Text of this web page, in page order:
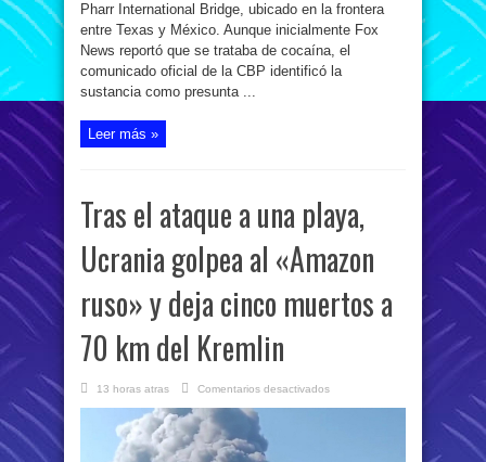
imágenes
intrusivo
reveló
anomalías
en
Pharr International Bridge, ubicado en la frontera
entre Texas y México. Aunque inicialmente Fox
News reportó que se trataba de cocaína, el
comunicado oficial de la CBP identificó la
sustancia como presunta ...
Leer más »
Tras el ataque a una playa,
Ucrania golpea al «Amazon
ruso» y deja cinco muertos a
70 km del Kremlin
13 horas atras Comentarios desactivados
el